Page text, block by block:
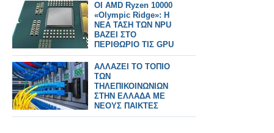
ΟΙ AMD Ryzen 10000
«Olympic Ridge»: Η
ΝΕΑ ΤΑΣΗ ΤΩΝ NPU
ΒΑΖΕΙ ΣΤΟ
ΠΕΡΙΘΩΡΙΟ ΤΙΣ GPU
ΑΛΛΑΖΕΙ ΤΟ ΤΟΠΙΟ
ΤΩΝ
ΤΗΛΕΠΙΚΟΙΝΩΝΙΩΝ
ΣΤΗΝ ΕΛΛΑΔΑ ΜΕ
ΝΕΟΥΣ ΠΑΙΚΤΕΣ